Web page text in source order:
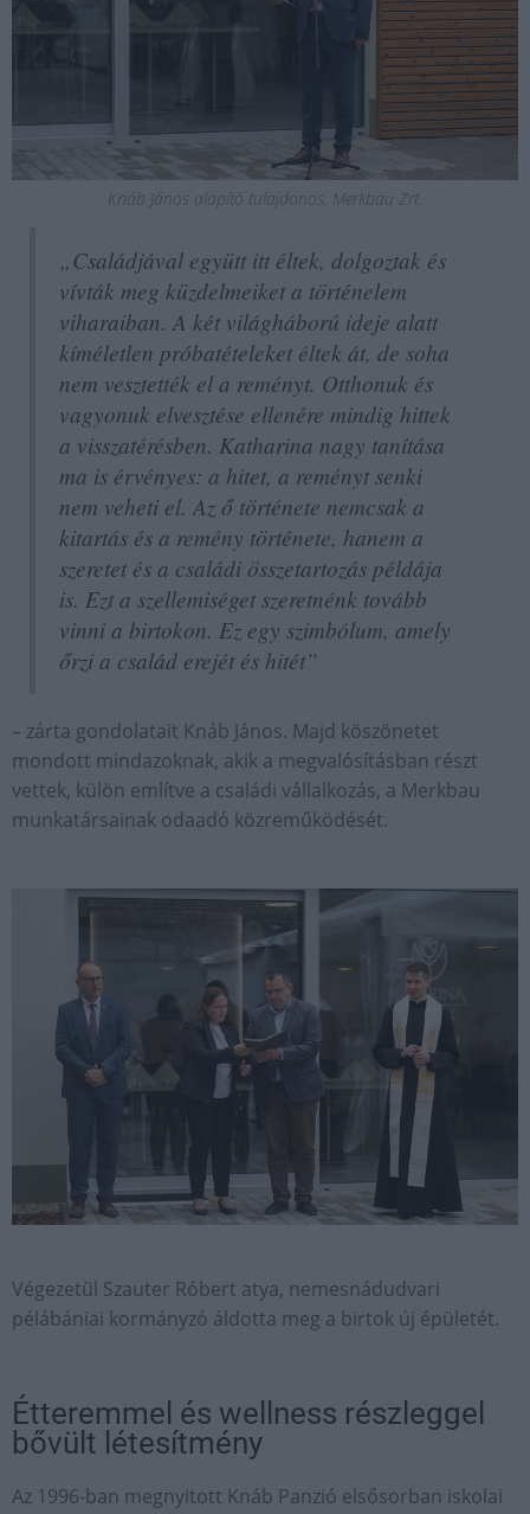
Knáb János alapító tulajdonos, Merkbau Zrt.
„Családjával együtt itt éltek, dolgoztak és
vívták meg küzdelmeiket a történelem
viharaiban. A két világháború ideje alatt
kíméletlen próbatételeket éltek át, de soha
nem vesztették el a reményt. Otthonuk és
vagyonuk elvesztése ellenére mindig hittek
a visszatérésben. Katharina nagy tanítása
ma is érvényes: a hitet, a reményt senki
nem veheti el. Az ő története nemcsak a
kitartás és a remény története, hanem a
szeretet és a családi összetartozás példája
is. Ezt a szellemiséget szeretnénk tovább
vinni a birtokon. Ez egy szimbólum, amely
őrzi a család erejét és hitét”
– zárta gondolatait Knáb János. Majd köszönetet
mondott mindazoknak, akik a megvalósításban részt
vettek, külön említve a családi vállalkozás, a Merkbau
munkatársainak odaadó közreműködését.
Végezetül Szauter Róbert atya, nemesnádudvari
pélábániai kormányzó áldotta meg a birtok új épületét.
Étteremmel és wellness részleggel
bővült létesítmény
Az 1996-ban megnyitott Knáb Panzió elsősorban iskolai